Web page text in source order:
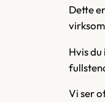
Dette
Hvis
Vi ser